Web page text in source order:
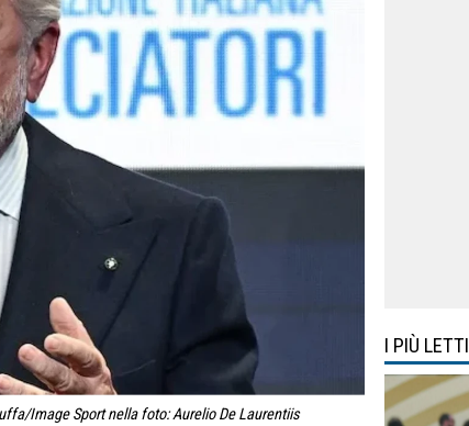
Image Sport nella foto: Aurelio De Laurentiis
I PIÙ LETTI